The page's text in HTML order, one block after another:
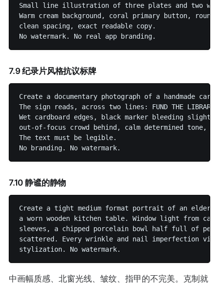
Small line illustration of three plates and two
Warm cream background, coral primary button,
clean spacing, exact readable copy.
7.9 纪录片风格抗议标牌
Create a documentary photograph of a handmade
The sign reads, across two lines: FUND THE
Wet cardboard edges, black marker bleeding
out-of-focus crowd behind, calm determined tone,
The text must be legible.
7.10 静谧的静物
Create a tight medium format portrait of an
a worn wooden kitchen table. Window light from
sleeves, a chipped porcelain bowl half full of
scattered. Every wrinkle and nail imperfection
中画幅质感、北窗光线、皱纹、指甲的不完美。克制就